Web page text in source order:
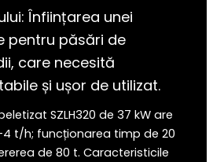
Înființarea unei
pentru păsări de
care necesită
și ușor de utilizat.
SZLH320 de 37 kW are
t/h; funcționarea timp de 20
de 80 t. Caracteristicile